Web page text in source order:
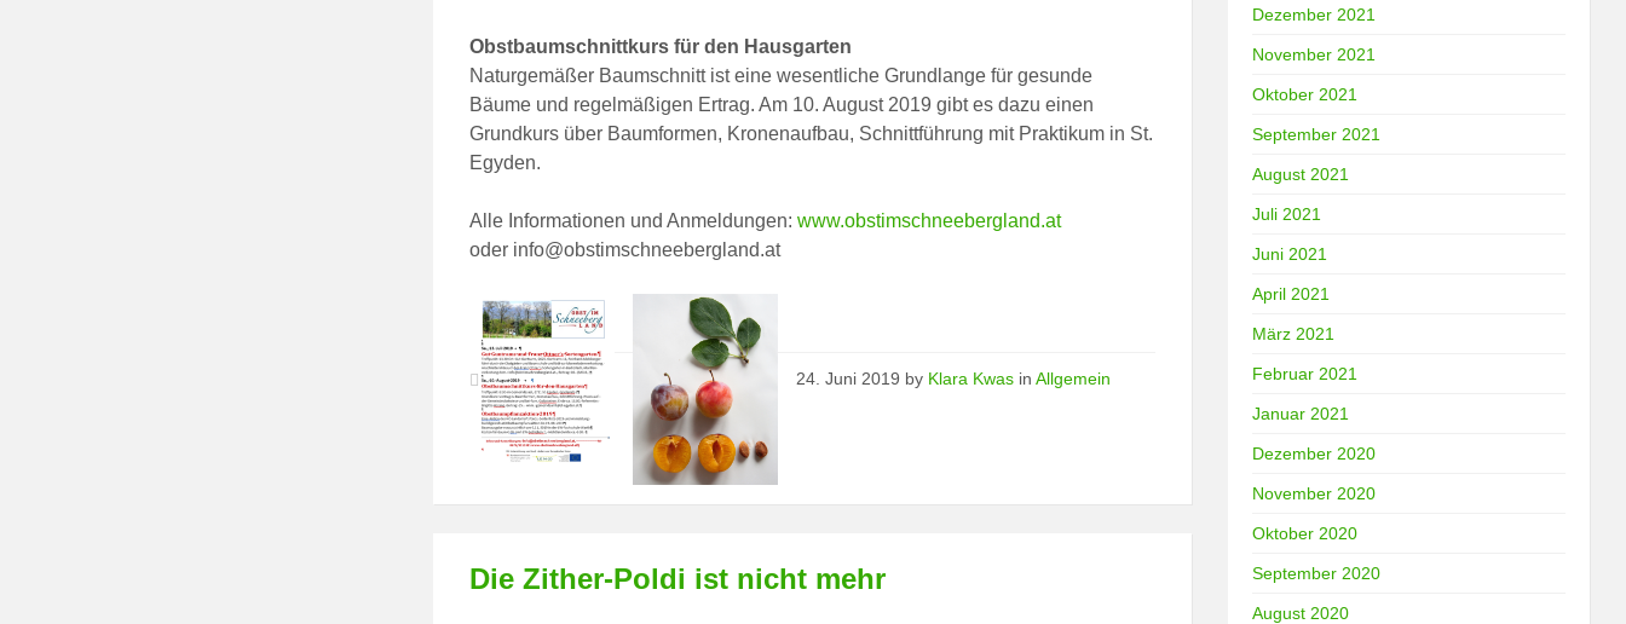
Obstbaumschnittkurs für den Hausgarten
Naturgemäßer Baumschnitt ist eine wesentliche Grundlange für gesunde
Bäume und regelmäßigen Ertrag. Am 10. August 2019 gibt es dazu einen
Grundkurs über Baumformen, Kronenaufbau, Schnittführung mit Praktikum in St.
Egyden.
Alle Informationen und Anmeldungen:www.obstimschneebergland.at
oder info@obstimschneebergland.at
24. Juni 2019 by Klara Kwas inAllgemein
Die Zither-Poldi ist nicht mehr
Dezember 2021
November 2021
Oktober 2021
September 2021
August 2021
Juli 2021
Juni 2021
April 2021
März 2021
Februar 2021
Januar 2021
Dezember 2020
November 2020
Oktober 2020
September 2020
August 2020